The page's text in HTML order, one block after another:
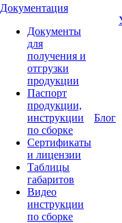
Документация
Документы
для
получения и
отгрузки
продукции
Паспорт
продукции,
инструкции
по сборке
Сертификаты
и лицензии
Таблицы
габаритов
Видео
инструкции
по сборке
Блог